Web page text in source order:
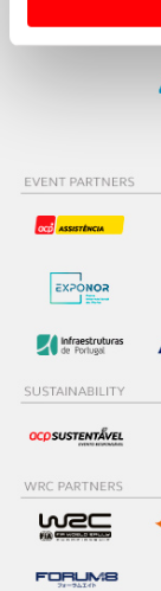
personalizar
Adicionalmente
utilização do
parceiros e
O ACP
consentimento
Realçamos
experiência de
Consulte a